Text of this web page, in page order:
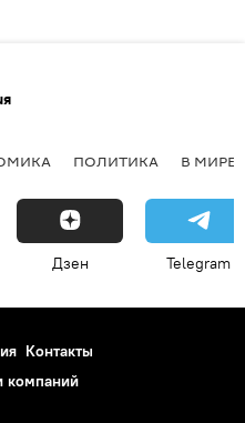
ПОЛИТИКА В МИРЕ
Дзен Telegram
Контакты
компаний